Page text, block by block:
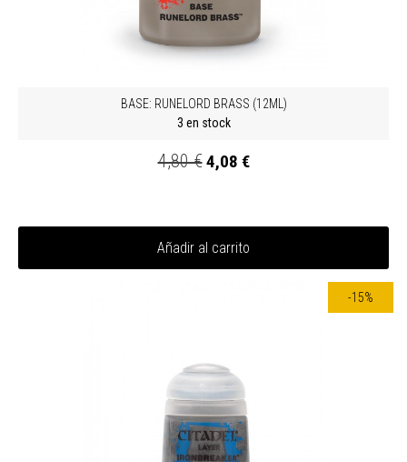
BASE: RUNELORD BRASS (12ML)
3 en stock
4,80 €4,08 €
Añadir al carrito
-15%